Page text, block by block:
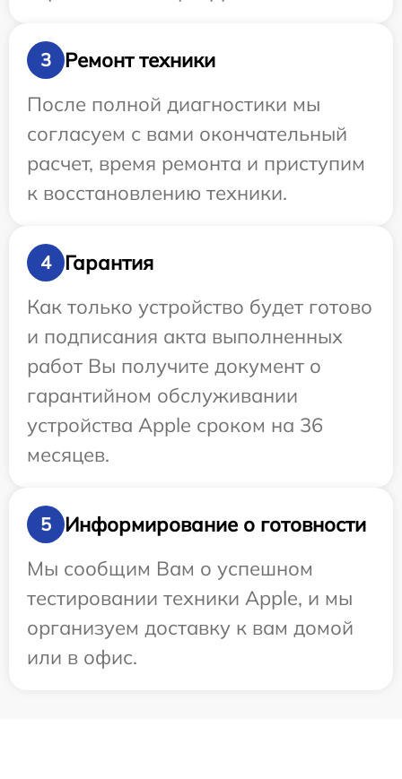
3
Ремонт техники
После полной диагностики мы
согласуем с вами окончательный
расчет, время ремонта и приступим
к восстановлению техники.
4
Гарантия
Как только устройство будет готово
и подписания акта выполненных
работ Вы получите документ о
гарантийном обслуживании
устройства Apple сроком на 36
месяцев.
5
Информирование о готовности
Мы сообщим Вам о успешном
тестировании техники Apple, и мы
организуем доставку к вам домой
или в офис.